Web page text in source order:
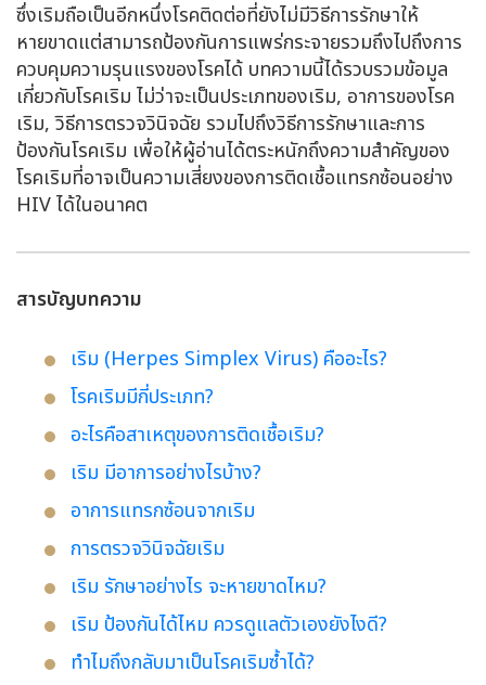
ซึ่งเริมถือเป็นอีกหนึ่งโรคติดต่อที่ยังไม่มีวิธีการรักษาให้
หายขาดแต่สามารถป้องกันการแพร่กระจายรวมถึงไปถึงการ
ควบคุมความรุนแรงของโรคได้ บทความนี้ได้รวบรวมข้อมูล
เกี่ยวกับโรคเริม ไม่ว่าจะเป็นประเภทของเริม, อาการของโรค
เริม, วิธีการตรวจวินิจฉัย รวมไปถึงวิธีการรักษาและการ
ป้องกันโรคเริม เพื่อให้ผู้อ่านได้ตระหนักถึงความสำคัญของ
โรคเริมที่อาจเป็นความเสี่ยงของการติดเชื้อแทรกซ้อนอย่าง
HIV ได้ในอนาคต
สารบัญบทความ
เริม (Herpes Simplex Virus) คืออะไร?
โรคเริมมีกี่ประเภท?
อะไรคือสาเหตุของการติดเชื้อเริม?
เริม มีอาการอย่างไรบ้าง?
อาการแทรกซ้อนจากเริม
การตรวจวินิจฉัยเริม
เริม รักษาอย่างไร จะหายขาดไหม?
เริม ป้องกันได้ไหม ควรดูแลตัวเองยังไงดี?
ทำไมถึงกลับมาเป็นโรคเริมซ้ำได้?